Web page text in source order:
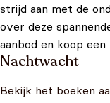
strijd aan met de
over deze
aanbod en koop
Nachtwacht
Bekijk het boeken